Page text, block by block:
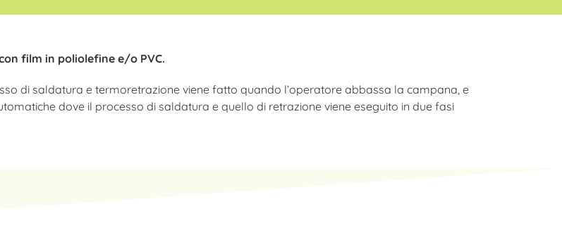
film in poliolefine e/o PVC.
di saldatura e termoretrazione viene fatto quando l’operatore abbassa la campana, e
dove il processo di saldatura e quello di retrazione viene eseguito in due fasi